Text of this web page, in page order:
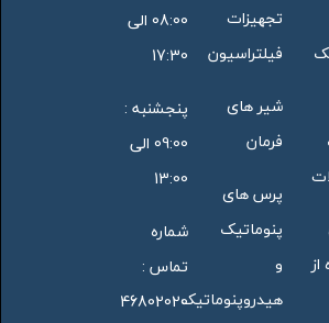
تجهیزات
فیلتراسیون
شیر های
فرمان
پرس های
پنوماتیک
و
هیدروپنوماتیک
08:00 الی
17:30
پنجشنبه :
09:00 الی
13:00
شماره
تماس :
46802020